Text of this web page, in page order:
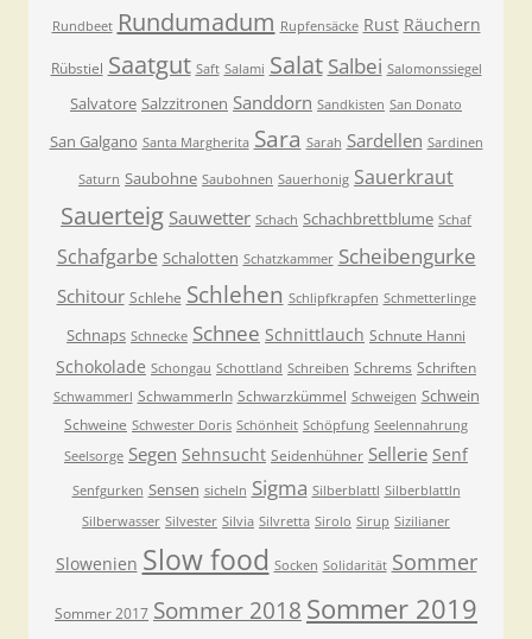
Rundbeet Rundumadum Rupfensäcke Rust Räuchern
Rübstiel Saatgut Saft Salami Salat Salbei Salomonssiegel
Salvatore Salzzitronen Sanddorn Sandkisten San Donato
San Galgano Santa Margherita Sara Sarah Sardellen Sardinen
Saturn Saubohne Saubohnen Sauerhonig Sauerkraut
Sauerteig Sauwetter Schach Schachbrettblume Schaf
Schafgarbe Schalotten Schatzkammer Scheibengurke
Schitour Schlehe Schlehen Schlipfkrapfen Schmetterlinge
Schnaps Schnecke Schnee Schnittlauch Schnute Hanni
Schokolade Schongau Schottland Schreiben Schrems Schriften
Schwammerl Schwammerln Schwarzkümmel Schweigen Schwein
Schweine Schwester Doris Schönheit Schöpfung Seelennahrung
Seelsorge Segen Sehnsucht Seidenhühner Sellerie Senf
Senfgurken Sensen sicheln Sigma Silberblattl Silberblattln
Silberwasser Silvester Silvia Silvretta Sirolo Sirup Sizilianer
Slowenien Slow food Socken Solidarität Sommer
Sommer 2017 Sommer 2018 Sommer 2019